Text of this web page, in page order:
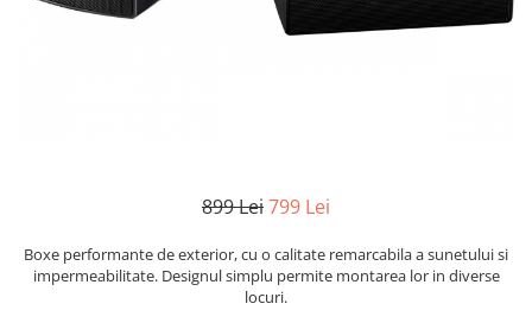
899 Lei799 Lei
Boxe performante de exterior, cu o calitate remarcabila a sunetului si
impermeabilitate. Designul simplu permite montarea lor in diverse
locuri.